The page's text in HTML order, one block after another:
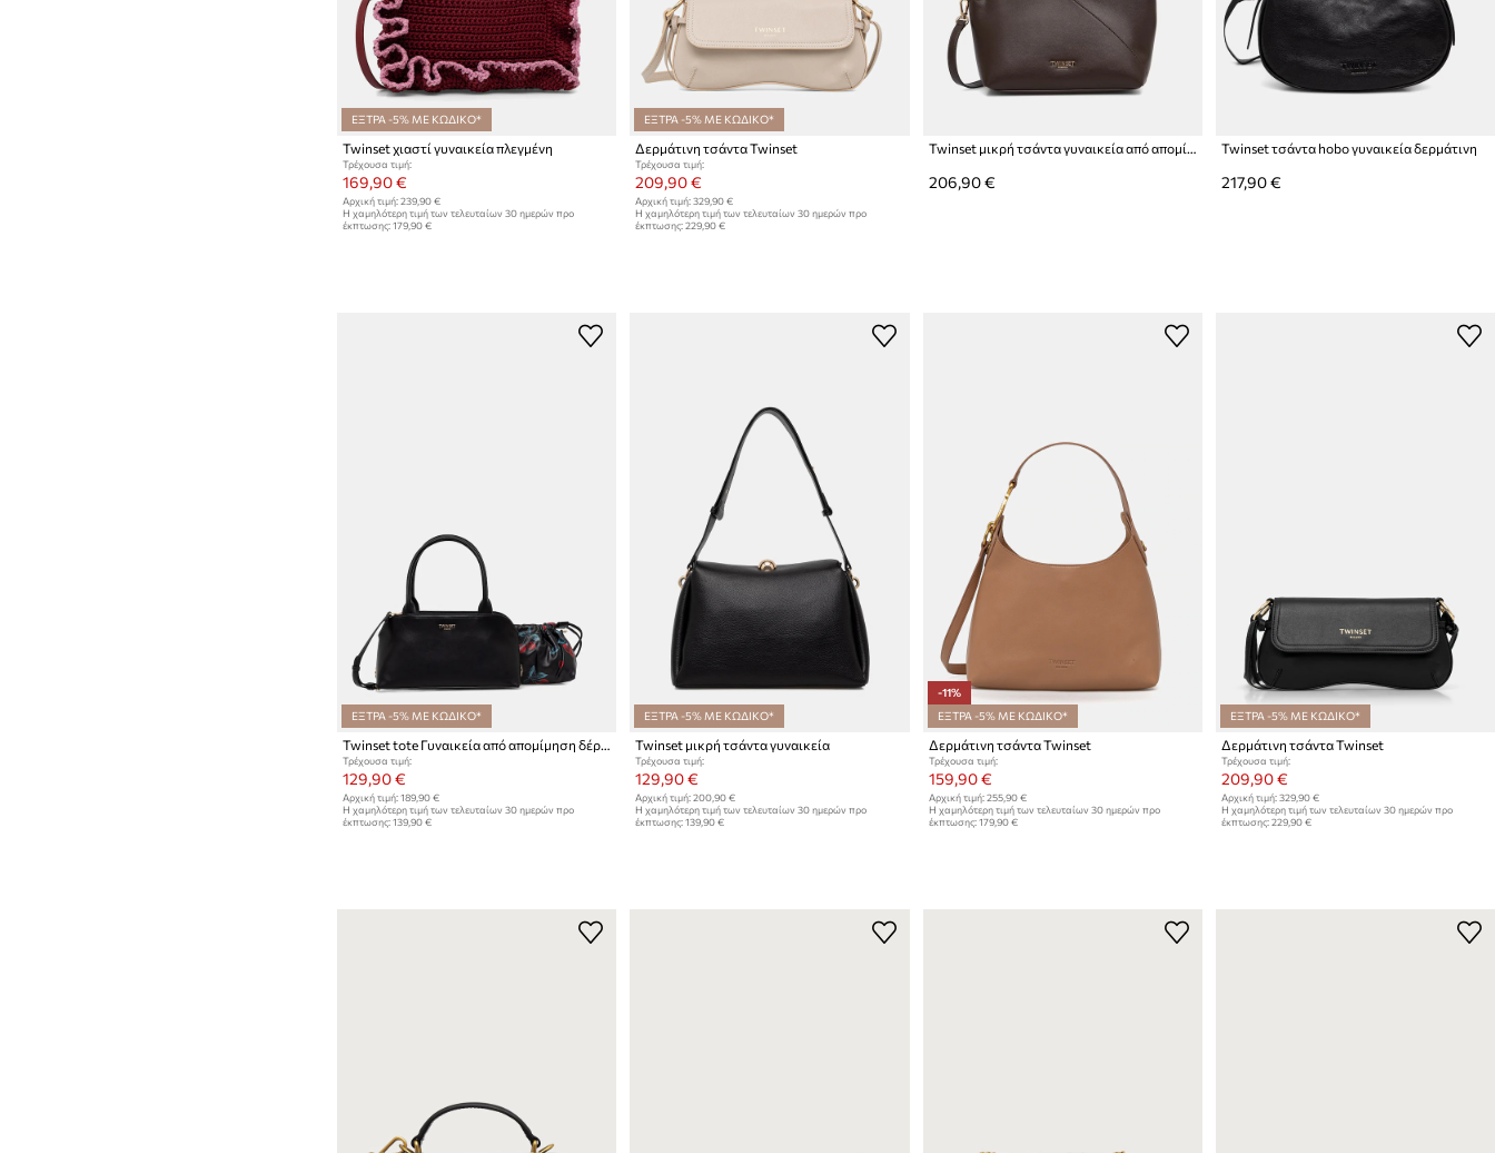
ΕΞΤΡΑ -5% ΜΕ ΚΩΔΙΚΟ*
Twinset χιαστί γυναικεία πλεγμένη
Τρέχουσα τιμή:
169,90 €
Αρχική τιμή: 239,90 €
Η χαμηλότερη τιμή των τελευταίων 30 ημερών προ
έκπτωσης: 179,90 €
ΕΞΤΡΑ -5% ΜΕ ΚΩΔΙΚΟ*
Δερμάτινη τσάντα Twinset
Τρέχουσα τιμή:
209,90 €
Αρχική τιμή: 329,90 €
Η χαμηλότερη τιμή των τελευταίων 30 ημερών προ
έκπτωσης: 229,90 €
Twinset μικρή τσάντα γυναικεία από απομίμηση δέρματος
206,90 €
Twinset τσάντα hobo γυναικεία δερμάτινη
217,90 €
ΕΞΤΡΑ -5% ΜΕ ΚΩΔΙΚΟ*
Τρέχουσα τιμή:
129,90 €
Αρχική τιμή: 189,90 €
Η χαμηλότερη τιμή των τελευταίων 30 ημερών προ
έκπτωσης: 139,90 €
ΕΞΤΡΑ -5% ΜΕ ΚΩΔΙΚΟ*
Twinset μικρή τσάντα γυναικεία
Τρέχουσα τιμή:
129,90 €
Αρχική τιμή: 200,90 €
Η χαμηλότερη τιμή των τελευταίων 30 ημερών προ
έκπτωσης: 139,90 €
-11%
ΕΞΤΡΑ -5% ΜΕ ΚΩΔΙΚΟ*
Δερμάτινη τσάντα Twinset
Τρέχουσα τιμή:
159,90 €
Αρχική τιμή: 255,90 €
Η χαμηλότερη τιμή των τελευταίων 30 ημερών προ
έκπτωσης: 179,90 €
ΕΞΤΡΑ -5% ΜΕ ΚΩΔΙΚΟ*
Δερμάτινη τσάντα Twinset
Τρέχουσα τιμή:
209,90 €
Αρχική τιμή: 329,90 €
Η χαμηλότερη τιμή των τελευταίων 30 ημερών προ
έκπτωσης: 229,90 €